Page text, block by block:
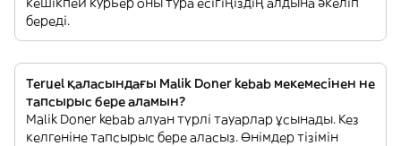
береді.
Teruel қаласындағы Malik Doner kebab мекемесінен не
тапсырыс бере аламын?
Malik Doner kebab алуан түрлі тауарлар ұсынады. Кез
келгеніне тапсырыс бере аласыз. Өнімдер тізімін